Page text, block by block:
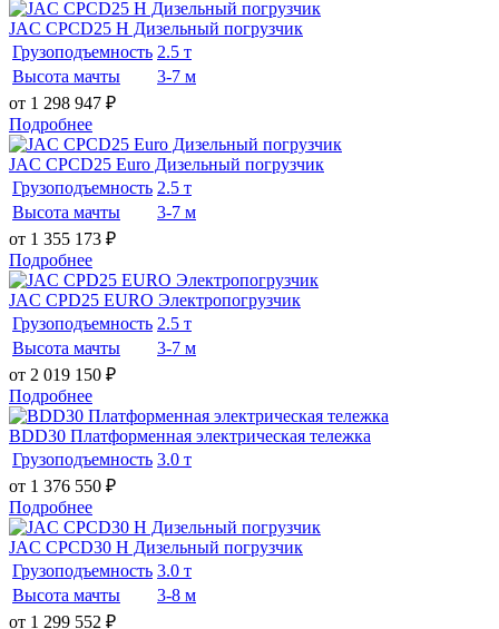
JAC CPCD25 H Дизельный погрузчик
Грузоподъемность 2.5 т
Высота мачты
3-7 м
от 1 298 947 ₽
Подробнее
JAC CPCD25 Euro Дизельный погрузчик
Грузоподъемность 2.5 т
Высота мачты
3-7 м
от 1 355 173 ₽
Подробнее
JAC CPD25 EURO Электропогрузчик
Грузоподъемность 2.5 т
Высота мачты
3-7 м
от 2 019 150 ₽
Подробнее
BDD30 Платформенная электрическая тележка
Грузоподъемность 3.0 т
от 1 376 550 ₽
Подробнее
JAC CPCD30 H Дизельный погрузчик
Грузоподъемность 3.0 т
Высота мачты
3-8 м
от 1 299 552 ₽